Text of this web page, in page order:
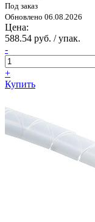
Под заказ
Обновлено 06.08.2026
Цена:
588.54 руб. / упак.
-
+
Купить